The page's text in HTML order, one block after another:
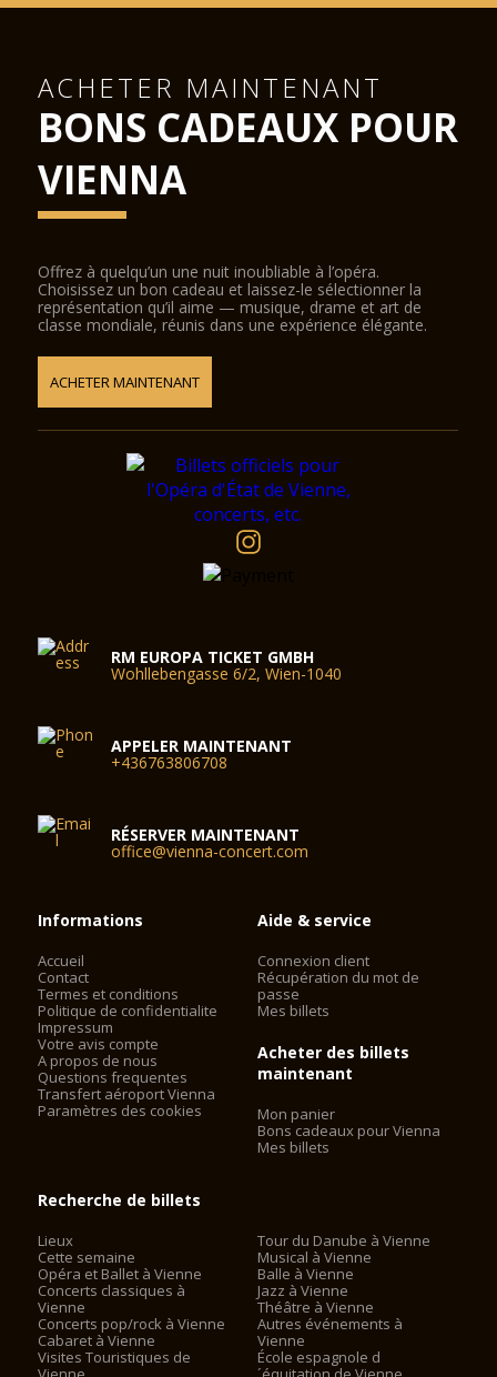
ACHETER MAINTENANT
BONS CADEAUX POUR
VIENNA
Offrez à quelqu’un une nuit inoubliable à l’opéra.
Choisissez un bon cadeau et laissez-le sélectionner la
représentation qu’il aime — musique, drame et art de
classe mondiale, réunis dans une expérience élégante.
ACHETER MAINTENANT
RM EUROPA TICKET GMBH
Wohllebengasse 6/2, Wien-1040
APPELER MAINTENANT
+436763806708
RÉSERVER MAINTENANT
office@vienna-concert.com
Informations
Accueil
Contact
Termes et conditions
Politique de confidentialite
Impressum
Votre avis compte
A propos de nous
Questions frequentes
Transfert aéroport Vienna
Paramètres des cookies
Aide & service
Connexion client
Récupération du mot de
passe
Mes billets
Acheter des billets
maintenant
Mon panier
Bons cadeaux pour Vienna
Mes billets
Recherche de billets
Lieux
Cette semaine
Opéra et Ballet à Vienne
Concerts classiques à
Vienne
Concerts pop/rock à Vienne
Cabaret à Vienne
Visites Touristiques de
Tour du Danube à Vienne
Musical à Vienne
Balle à Vienne
Jazz à Vienne
Théâtre à Vienne
Autres événements à
Vienne
École espagnole d